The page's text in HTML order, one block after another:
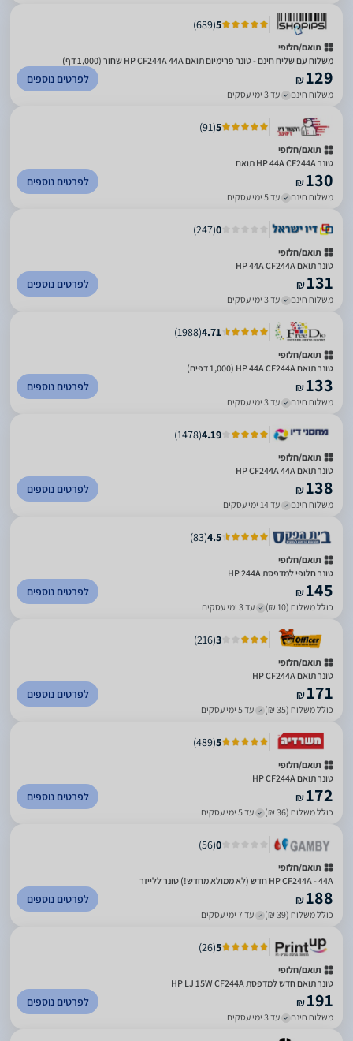
5
(
689
)
תואם/חלופי
משלוח עם שליח חינם - טונר פרימיום תואם HP CF244A 44A שחור (1,000 דף)
₪129
משלוח חינם עד 3 ימי עסקים
לפרטים נוספים
5
(
91
)
תואם/חלופי
‏טונר HP 44A CF244A תואם
₪130
משלוח חינם עד 5 ימי עסקים
לפרטים נוספים
0
(
247
)
תואם/חלופי
‏טונר תואם HP 44A CF244A
₪131
משלוח חינם עד 3 ימי עסקים
לפרטים נוספים
4.71
(
1988
)
תואם/חלופי
טונר תואם HP 44A CF244A (1,000 דפים)
₪133
משלוח חינם עד 3 ימי עסקים
לפרטים נוספים
4.19
(
1478
)
תואם/חלופי
טונר תואם HP CF244A 44A
₪138
משלוח חינם עד 14 ימי עסקים
לפרטים נוספים
4.5
(
83
)
תואם/חלופי
טונר חלופי למדפסת HP 244A
₪145
כולל משלוח (10 ₪) עד 3 ימי עסקים
לפרטים נוספים
3
(
216
)
תואם/חלופי
טונר תואם HP CF244A
₪171
כולל משלוח (35 ₪) עד 5 ימי עסקים
לפרטים נוספים
5
(
489
)
תואם/חלופי
טונר תואם HP CF244A
₪172
כולל משלוח (36 ₪) עד 5 ימי עסקים
לפרטים נוספים
0
(
56
)
תואם/חלופי
HP CF244A - 44A חדש (לא ממולא מחדש!) טונר ללייזר
₪188
כולל משלוח (39 ₪) עד 7 ימי עסקים
לפרטים נוספים
5
(
26
)
תואם/חלופי
טונר תואם חדש למדפסת HP LJ 15W CF244A
₪191
משלוח חינם עד 3 ימי עסקים
לפרטים נוספים